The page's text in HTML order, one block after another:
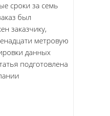
сроки за семь
был
заказчику,
метровую
данных
подготовлена